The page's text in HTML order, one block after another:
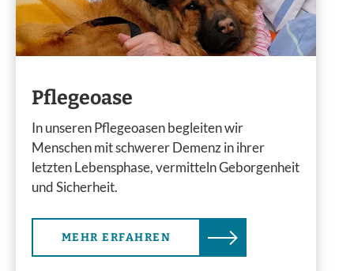
Pflegeoase
In unseren Pflegeoasen begleiten wir
Menschen mit schwerer Demenz in ihrer
letzten Lebensphase, vermitteln Geborgenheit
und Sicherheit.
MEHR ERFAHREN